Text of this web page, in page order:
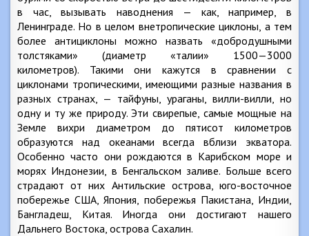
в час, вызывать наводнения — как, например, в
Ленинграде. Но в целом внетропические циклоны, а тем
более антициклоны можно назвать «добродушными
толстяками» (диаметр «талии» 1500—3000
километров). Такими они кажутся в сравнении с
циклонами тропическими, имеющими разные названия в
разных странах, — тайфуны, ураганы, вилли-вилли, но
одну и ту же природу. Эти свирепые, самые мощные на
Земле вихри диаметром до пятисот километров
образуются над океанами всегда вблизи экватора.
Особенно часто они рождаются в Карибском море и
морях Индонезии, в Бенгальском заливе. Больше всего
страдают от них Антильские острова, юго-восточное
побережье США, Япония, побережья Пакистана, Индии,
Бангладеш, Китая. Иногда они достигают нашего
Дальнего Востока, острова Сахалин.